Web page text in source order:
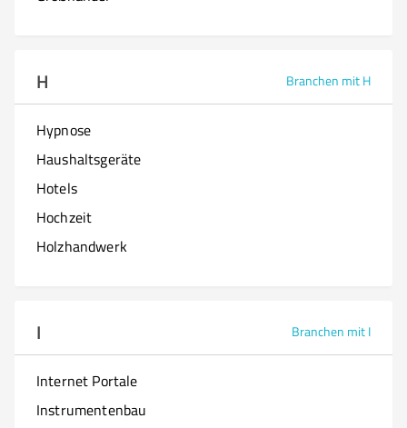
H Branchen mit H
Hypnose
Haushaltsgeräte
Hotels
Hochzeit
Holzhandwerk
I Branchen mit I
Internet Portale
Instrumentenbau